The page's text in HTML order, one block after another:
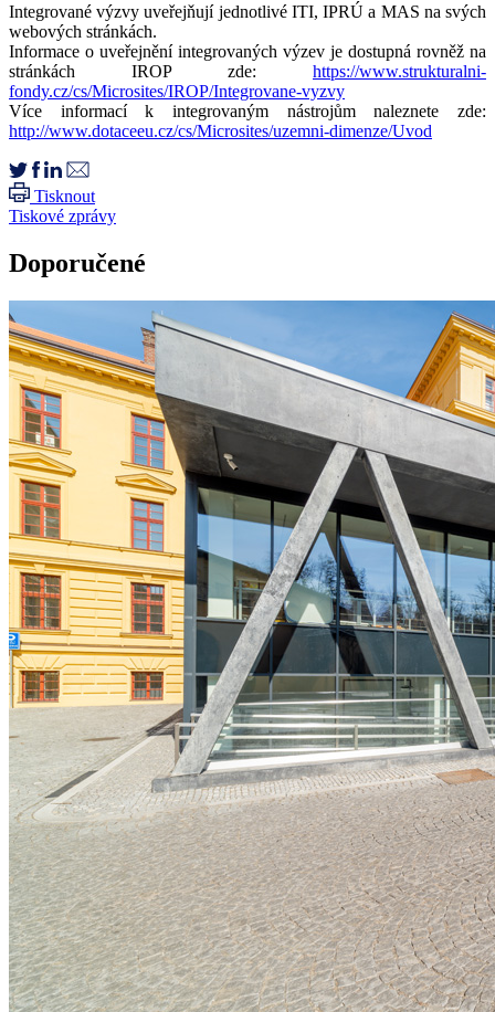
Integrované výzvy uveřejňují jednotlivé ITI, IPRÚ a MAS na svých
webových stránkách.
Informace o uveřejnění integrovaných výzev je dostupná rovněž na
stránkách IROP zde: https://www.strukturalni-
fondy.cz/cs/Microsites/IROP/Integrovane-vyzvy
Více informací k integrovaným nástrojům naleznete zde:
http://www.dotaceeu.cz/cs/Microsites/uzemni-dimenze/Uvod
Tisknout
Tiskové zprávy
Doporučené